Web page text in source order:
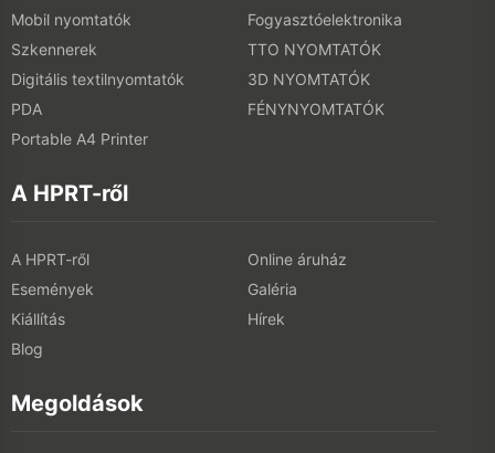
Mobil nyomtatók
Fogyasztóelektronika
Szkennerek
TTO NYOMTATÓK
Digitális textilnyomtatók
3D NYOMTATÓK
PDA
FÉNYNYOMTATÓK
Portable A4 Printer
A HPRT-ről
A HPRT-ről
Online áruház
Események
Galéria
Kiállítás
Hírek
Blog
Megoldások